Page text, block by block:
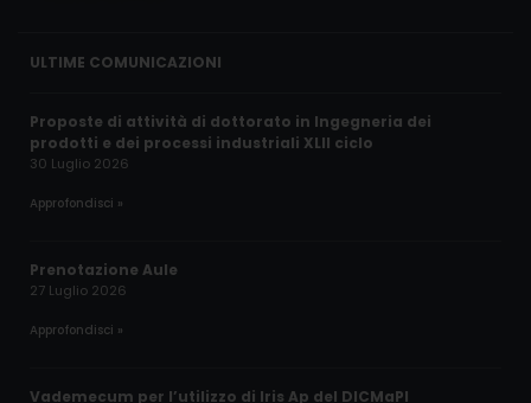
ULTIME COMUNICAZIONI
Proposte di attività di dottorato in Ingegneria dei
prodotti e dei processi industriali XLII ciclo
30 Luglio 2026
Approfondisci »
Prenotazione Aule
27 Luglio 2026
Approfondisci »
Vademecum per l’utilizzo di Iris Ap del DICMaPI